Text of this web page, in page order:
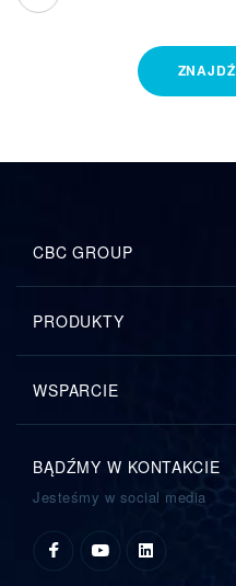
ZNAJDŹ
CBC GROUP
PRODUKTY
WSPARCIE
BĄDŹMY W KONTAKCIE
Jesteśmy w social media